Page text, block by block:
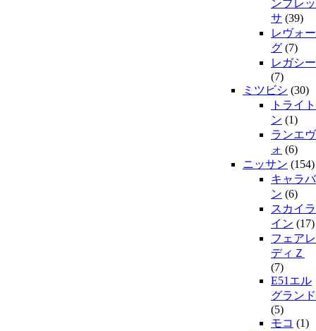
ンプレッ
サ (39)
レヴォー
グ (7)
レガシー
(7)
ミツビシ (30)
トライト
ン (1)
ランエヴ
ォ (6)
ニッサン (154)
キャラバ
ン (6)
スカイラ
イン (17)
フェアレ
ディＺ
(7)
E51エル
グランド
(5)
モコ (1)